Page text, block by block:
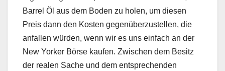
Barrel Öl aus dem Boden zu holen, um diesen
Preis dann den Kosten gegenüberzustellen, die
anfallen würden, wenn wir es uns einfach an der
New Yorker Börse kaufen. Zwischen dem Besitz
der realen Sache und dem entsprechenden